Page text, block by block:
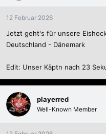
12 Februar 2026
Jetzt geht's für unsere
Deutschland - Dänemark
Edit: Unser Käptn nach 23
playerred
Well-Known Member